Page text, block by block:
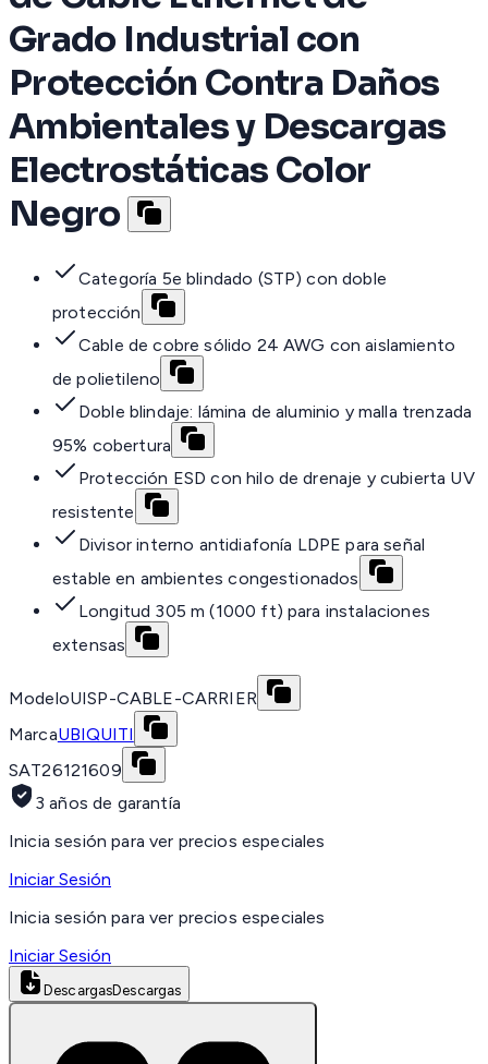
Grado Industrial con
Protección Contra Daños
Ambientales y Descargas
Electrostáticas Color
Negro
Categoría 5e blindado (STP) con doble
protección
Cable de cobre sólido 24 AWG con aislamiento
de polietileno
Doble blindaje: lámina de aluminio y malla trenzada
95% cobertura
Protección ESD con hilo de drenaje y cubierta UV
resistente
Divisor interno antidiafonía LDPE para señal
estable en ambientes congestionados
Longitud 305 m (1000 ft) para instalaciones
extensas
ModeloUISP-CABLE-CARRIER
MarcaUBIQUITI
SAT26121609
3 años de garantía
Inicia sesión para ver precios especiales
Iniciar Sesión
Inicia sesión para ver precios especiales
Iniciar Sesión
DescargasDescargas